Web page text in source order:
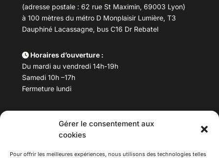
Gérer le consentement aux
cookies
Pour offrir les meilleures expériences, nous utilisons des technologies telles
(adresse postale : 62 rue St Maximin, 69003 Lyon)
à 100 mètres du métro D Monplaisir Lumière, T3
Dauphiné Lacassagne, bus C16 Dr Rebatel
Horaires d’ouverture :
Du mardi au vendredi 14h-19h
Samedi 10h –17h
Fermeture lundi
maisondesculturesasiatiques@asiexpo.com